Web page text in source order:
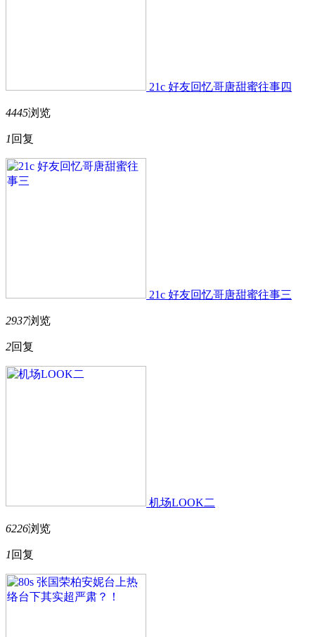
21c 好友回忆哥唐甜蜜往事四
4445浏览
1 回复
21c 好友回忆哥唐甜蜜往事三
2937浏览
2回复
机场LOOK二
6226浏览
1 回复